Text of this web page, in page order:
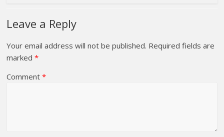
Leave a Reply
Your email address will not be published. Required fields are
marked*
Comment*